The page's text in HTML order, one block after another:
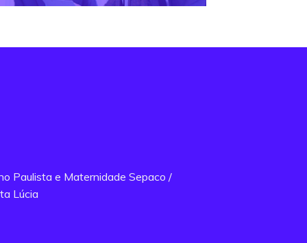
Paulista e Maternidade Sepaco /
Lúcia